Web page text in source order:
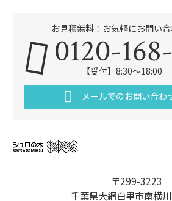
〒299-3223
千葉県大網白里市南横
お見積無料！お気軽にお問い
0120-【受付】8:30～18:00
メールでのお問い合わ